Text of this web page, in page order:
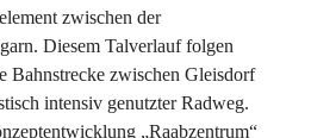
zwischen der
Diesem Talverlauf folgen
Bahnstrecke zwischen Gleisdorf
intensiv genutzter Radweg.
„Raabzentrum“